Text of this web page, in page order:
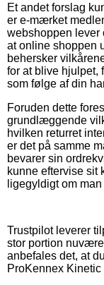
Et andet forslag
er e-mærket
webshoppen
at online shoppen
behersker
for at blive hjulpet,
som følge af din
Foruden dette
grundlæggende
hvilken returret
er det på samme
bevarer sin
kunne eftervise sit
ligegyldigt om
Trustpilot leverer
stor portion
anbefales det, at
ProKennex